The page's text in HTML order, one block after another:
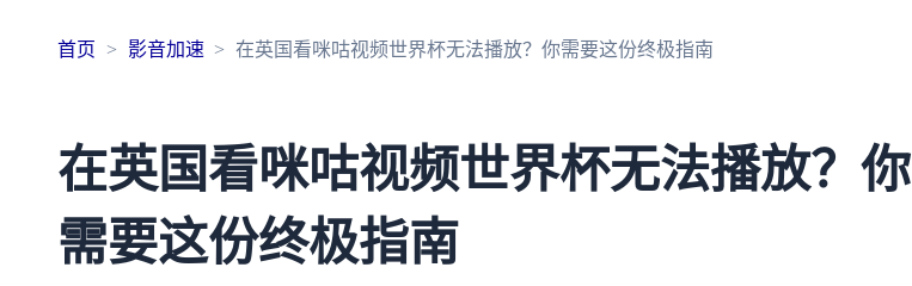
首页 影音加速 在英国看咪咕视频世界杯无法播放？你需要这份终极指南
在英国看咪咕视频世界杯无法播放？你
需要这份终极指南